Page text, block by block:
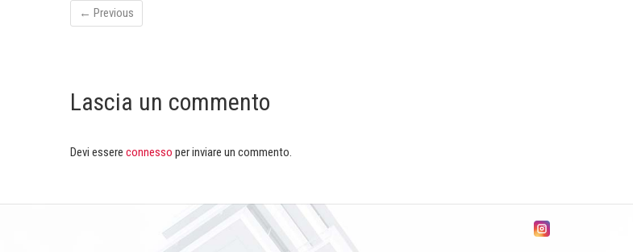
← Previous
Lascia un commento
Devi essere connesso per inviare un commento.